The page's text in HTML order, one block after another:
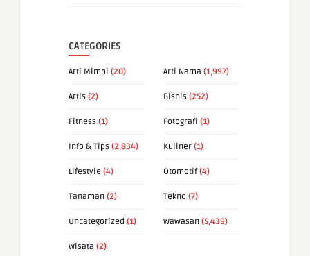
CATEGORIES
Arti Mimpi (20) Arti Nama (1,997)
Artis (2) Bisnis (252)
Fitness (1) Fotografi (1)
Info & Tips (2,834) Kuliner (1)
Lifestyle (4) Otomotif (4)
Tanaman (2) Tekno (7)
Uncategorized (1) Wawasan (5,439)
Wisata (2)